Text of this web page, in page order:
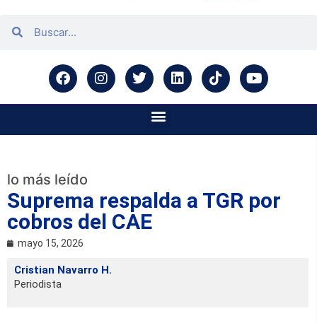
lo más leído
Suprema respalda a TGR por
cobros del CAE
mayo 15, 2026
Cristian Navarro H.
Periodista